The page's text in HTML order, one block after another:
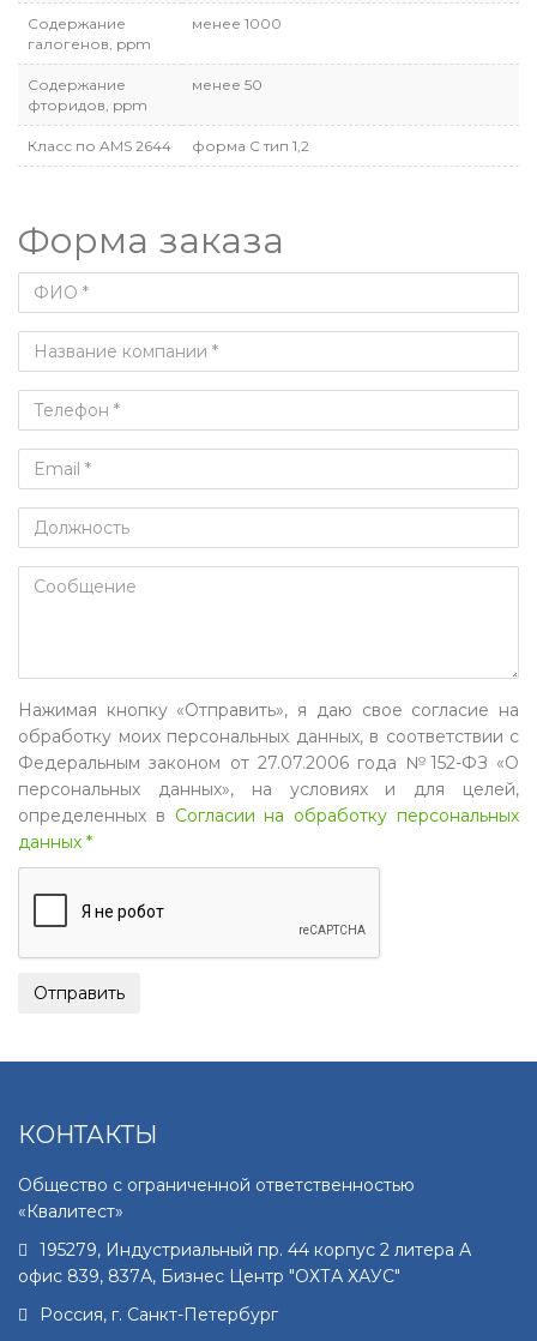
Содержание
галогенов, ppm
менее 1000
Содержание
фторидов, ppm
менее 50
Класс по AMS 2644 форма C тип 1,2
Форма заказа
Нажимая кнопку «Отправить», я даю свое согласие на
обработку моих персональных данных, в соответствии с
Федеральным законом от 27.07.2006 года №152-ФЗ «О
персональных данных», на условиях и для целей,
определенных в Согласии на обработку персональных
данных *
КОНТАКТЫ
Общество с ограниченной ответственностью
«Квалитест»
195279, Индустриальный пр. 44 корпус 2 литера А
офис 839, 837А, Бизнес Центр "ОХТА ХАУС"
Россия, г. Санкт-Петербург